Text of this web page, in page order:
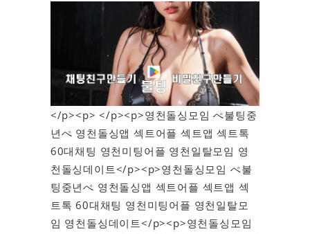
</p><p> </p><p>영천돌싱모임 ぺ불팅중
년ぺ 영천돌싱앱 섹트어플 섹트앱 섹트톡
60대채팅 영천미팅어플 영천일탈모임 영
천돌싱데이트</p><p>영천돌싱모임 ぺ불
팅중년ぺ 영천돌싱앱 섹트어플 섹트앱 섹
트톡 60대채팅 영천미팅어플 영천일탈모
임 영천돌싱데이트</p><p>영천돌싱모임